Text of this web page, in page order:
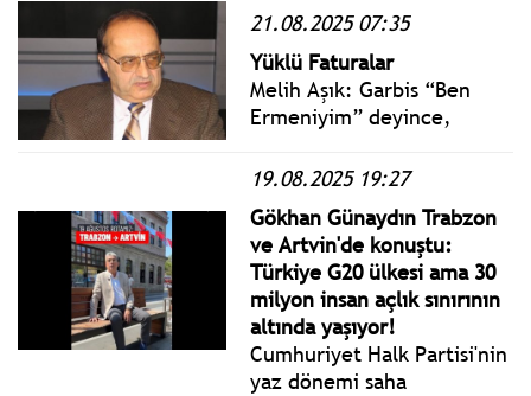
Kadınlar Dünya Voleybol
başladı.
21.08.2025 07:35
Yüklü Faturalar
Melih Aşık: Garbis “Ben
Ermeniyim” deyince,
haykırdı: -Aman,
Garbis, Türk vatandaşlığı
konusunda bir komplekse
sahip olmadığından gülüp
geçtik.”Garbis, bu tür
olaylara da alışık olmalıydı.
19.08.2025 19:27
Gökhan Günaydın Trabzon
ve Artvin'de konuştu:
Türkiye G20 ülkesi ama 30
milyon insan açlık sınırının
altında yaşıyor!
Cumhuriyet Halk Partisi'nin
yaz dönemi saha